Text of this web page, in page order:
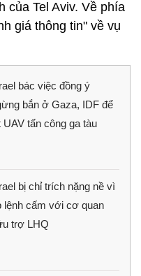
của Tel Aviv. Về phía
giá thông tin" về vụ
bác việc đồng ý
bắn ở Gaza, IDF để
UAV tấn công ga tàu
bị chỉ trích nặng nề vì
lệnh cấm với cơ quan
trợ LHQ